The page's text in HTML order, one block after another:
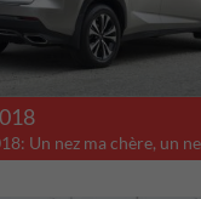
Un nez ma chère, un